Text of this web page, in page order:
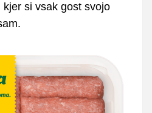
kjer si vsak gost svojo